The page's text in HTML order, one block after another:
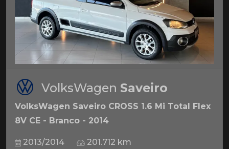
VolksWagen Saveiro
VolksWagen Saveiro CROSS 1.6 Mi Total Flex
8V CE - Branco - 2014
2013/2014 201.712 km